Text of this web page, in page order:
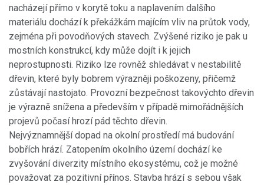
nacházejí přímo v korytě toku a naplavením dalšího
materiálu dochází k překážkám majícím vliv na průtok vody,
zejména při povodňových stavech. Zvýšené riziko je pak u
mostních konstrukcí, kdy může dojít i k jejich
neprostupnosti. Riziko lze rovněž shledávat v nestabilitě
dřevin, které byly bobrem výrazněji poškozeny, přičemž
zůstávají nastojato. Provozní bezpečnost takovýchto dřevin
je výrazně snížena a především v případě mimořádnějších
projevů počasí hrozí pád těchto dřevin.
Nejvýznamnější dopad na okolní prostředí má budování
bobřích hrází. Zatopením okolního území dochází ke
zvyšování diverzity místního ekosystému, což je možné
považovat za pozitivní přínos. Stavba hrází s sebou však